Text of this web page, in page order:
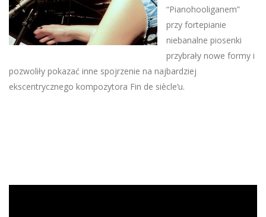
“Pianohooliganem”
przy fortepianie
niebanalne piosenki
przybrały nowe formy i
pozwoliły pokazać inne spojrzenie na najbardziej
ekscentrycznego kompozytora Fin de siècle’u.